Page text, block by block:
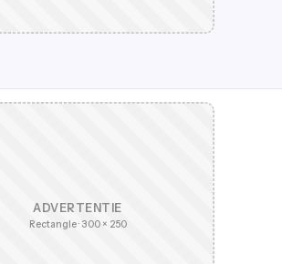
ADVERTENTIE
Rectangle · 300 × 250